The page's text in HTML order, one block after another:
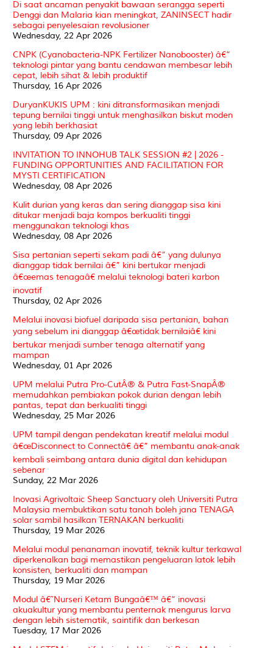
Di saat ancaman penyakit bawaan serangga seperti
Denggi dan Malaria kian meningkat, ZANINSECT hadir
sebagai penyelesaian revolusioner
Wednesday, 22 Apr 2026
CNPK (Cyanobacteria-NPK Fertilizer Nanobooster) â€“
teknologi pintar yang bantu cendawan membesar lebih
cepat, lebih sihat & lebih produktif
Thursday, 16 Apr 2026
DuryanKUKIS UPM : kini ditransformasikan menjadi
tepung bernilai tinggi untuk menghasilkan biskut moden
yang lebih berkhasiat
Thursday, 09 Apr 2026
INVITATION TO INNOHUB TALK SESSION #2 | 2026 -
FUNDING OPPORTUNITIES AND FACILITATION FOR
MYSTI CERTIFICATION
Wednesday, 08 Apr 2026
Kulit durian yang keras dan sering dianggap sisa kini
ditukar menjadi baja kompos berkualiti tinggi
menggunakan teknologi khas
Wednesday, 08 Apr 2026
Sisa pertanian seperti sekam padi â€” yang dulunya
dianggap tidak bernilai â€” kini bertukar menjadi
â€œemas tenagaâ€ melalui teknologi bateri karbon
inovatif
Thursday, 02 Apr 2026
Melalui inovasi biofuel daripada sisa pertanian, bahan
yang sebelum ini dianggap â€œtidak bernilaiâ€ kini
bertukar menjadi sumber tenaga alternatif yang
mampan
Wednesday, 01 Apr 2026
UPM melalui Putra Pro-CutÂ® & Putra Fast-SnapÂ®
memudahkan pembiakan pokok durian dengan lebih
pantas, tepat dan berkualiti tinggi
Wednesday, 25 Mar 2026
UPM tampil dengan pendekatan kreatif melalui modul
â€œDisconnect to Connectâ€ â€” membantu anak-anak
kembali seimbang antara dunia digital dan kehidupan
sebenar
Sunday, 22 Mar 2026
Inovasi Agrivoltaic Sheep Sanctuary oleh Universiti Putra
Malaysia membuktikan satu tanah boleh jana TENAGA
solar sambil hasilkan TERNAKAN berkualiti
Thursday, 19 Mar 2026
Melalui modul penanaman inovatif, teknik kultur terkawal
diperkenalkan bagi memastikan pengeluaran latok lebih
konsisten, berkualiti dan mampan
Thursday, 19 Mar 2026
Modul â€˜Nurseri Ketam Bungaâ€™ â€“ inovasi
akuakultur yang membantu penternak mengurus larva
dengan lebih sistematik, saintifik dan berkesan
Tuesday, 17 Mar 2026